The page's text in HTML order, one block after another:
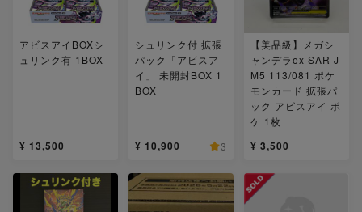
アビスアイBOXシ
ュリンク有 1BOX
¥ 13,500
シュリンク付 拡張
パック「アビスア
イ」 未開封BOX 1
BOX
¥ 10,900 3
【美品級】メガシ
ャンデラex SAR J
M5 113/081 ポケ
モンカード 拡張パ
ック アビスアイ ポ
ケ 1枚
¥ 3,500